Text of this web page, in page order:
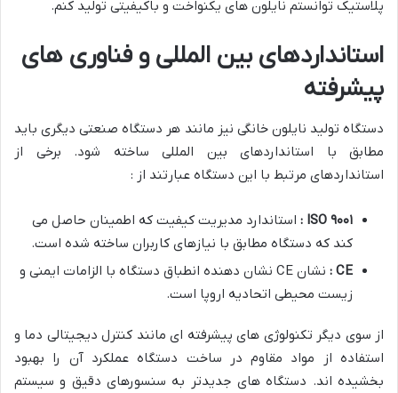
پلاستیک توانستم نایلون های یکنواخت و باکیفیتی تولید کنم.
استانداردهای بین المللی و فناوری های
پیشرفته
دستگاه تولید نایلون خانگی نیز مانند هر دستگاه صنعتی دیگری باید
مطابق با استانداردهای بین المللی ساخته شود. برخی از
استانداردهای مرتبط با این دستگاه عبارتند از :
ISO ۹۰۰۱ : استاندارد مدیریت کیفیت که اطمینان حاصل می
کند که دستگاه مطابق با نیازهای کاربران ساخته شده است.
CE
:
نشان CE نشان دهنده انطباق دستگاه با الزامات ایمنی و
زیست محیطی اتحادیه اروپا است.
از سوی دیگر تکنولوژی های پیشرفته ای مانند کنترل دیجیتالی دما و
استفاده از مواد مقاوم در ساخت دستگاه عملکرد آن را بهبود
بخشیده اند. دستگاه های جدیدتر به سنسورهای دقیق و سیستم